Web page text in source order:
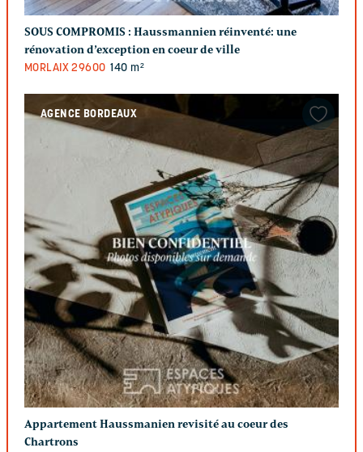
SOUS COMPROMIS : Haussmannien réinventé: une
rénovation d’exception en coeur de ville
MORLAIX 29600 140 m²
AGENCE BORDEAUX
Appartement Haussmanien revisité au coeur des
Chartrons